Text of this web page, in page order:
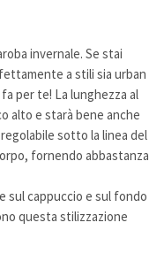
invernale. Se stai
a stili sia urban
per te! La lunghezza al
alto e starà bene anche
sotto la linea del
fornendo abbastanza
sul cappuccio e sul fondo
questa stilizzazione